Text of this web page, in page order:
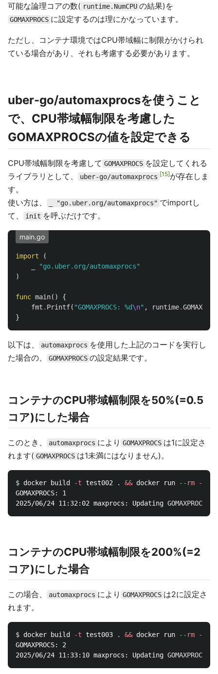
可能な論理コアの数( runtime.NumCPU の結果)を
GOMAXPROCS に設定するのは理にかなっています。
ただし、コンテナ環境ではCPU帯域幅に制限がかけられ
ている場合があり、それも考慮する必要があります。
uber-go/automaxprocsを使うこと
で、CPU帯域幅制限を考慮した
GOMAXPROCSの値を設定できる
CPU帯域幅制限を考慮して GOMAXPROCS を設定してくれる
ライブラリとして、
uber-go/automaxprocs 15 が存在しま
す。
使い方は、
_ "go.uber.org/automaxprocs" でimportし
て、
init を呼ぶだけです。
main.go
import
(
"go.uber.org/automaxprocs"
)
func main()
{
fmt . Printf( "GOMAXPROCS: %d\n" , runtime.
}
以下は、 automaxprocs を使用した上記のコードを実行し
た場合の、
GOMAXPROCS の設定結果です。
コンテナのCPU帯域幅制限を50%(=0.5
コア)にした場合
このとき、 automaxprocs により GOMAXPROCS は1に設定さ
れます( GOMAXPROCS は1未満にはなりません)。
$ docker build -t test002 . && docker run --rm
--
GOMAXPROCS: 1
2025/06/24 11:32:02 maxprocs: Updating GOMAXPROCS
コンテナのCPU帯域幅制限を200%(=2
コア)にした場合
この場合、 automaxprocs により GOMAXPROCS は2に設定さ
れます。
$ docker build -t test003 . && docker run --rm
--
GOMAXPROCS: 2
2025/06/24 11:33:10 maxprocs: Updating GOMAXPROCS